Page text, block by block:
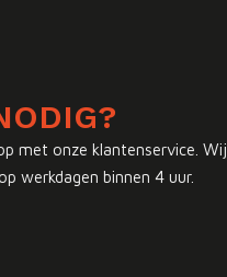
met onze klantenservice. Wij
werkdagen binnen 4 uur.